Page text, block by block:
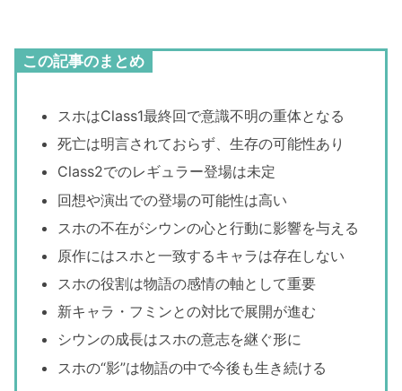
この記事のまとめ
スホはClass1最終回で意識不明の重体となる
死亡は明言されておらず、生存の可能性あり
Class2でのレギュラー登場は未定
回想や演出での登場の可能性は高い
スホの不在がシウンの心と行動に影響を与える
原作にはスホと一致するキャラは存在しない
スホの役割は物語の感情の軸として重要
新キャラ・フミンとの対比で展開が進む
シウンの成長はスホの意志を継ぐ形に
スホの“影”は物語の中で今後も生き続ける